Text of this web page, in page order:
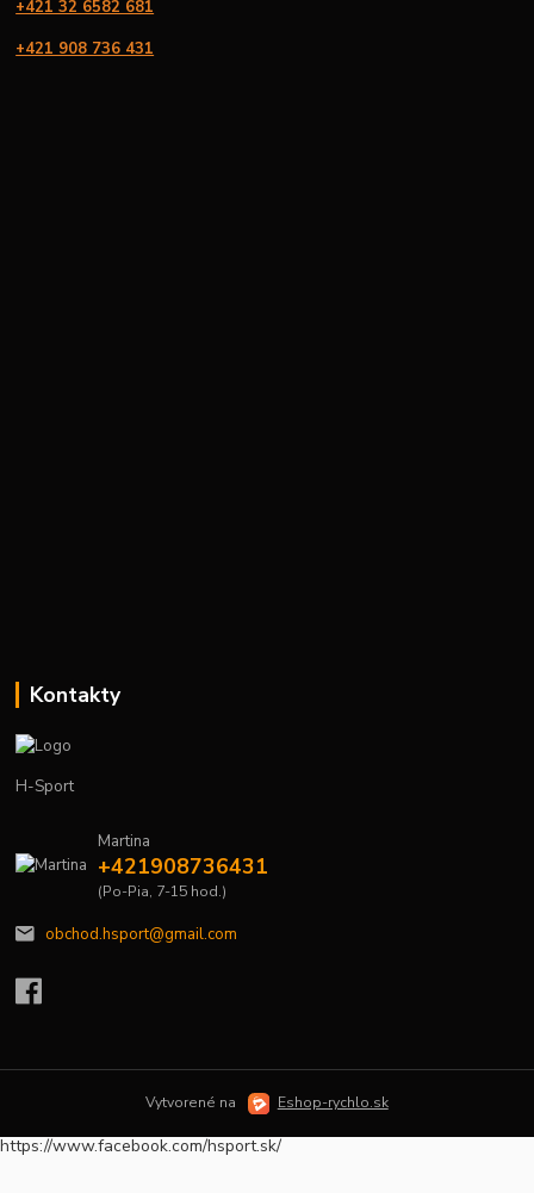
+421 32 6582 681
+421 908 736 431
Kontakty
H-Sport
Martina
+421908736431
(Po-Pia, 7-15 hod.)
obchod.hsport@gmail.com
Vytvorené na Eshop-rychlo.sk
https://www.facebook.com/hsport.sk/